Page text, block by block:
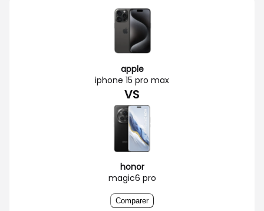
apple
iphone 15 pro max
VS
honor
magic6 pro
Comparer